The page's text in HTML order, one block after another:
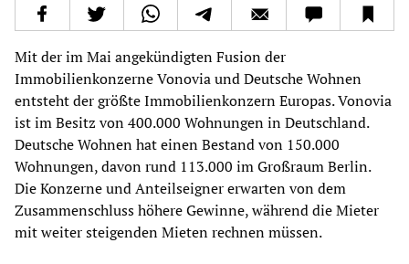
Mit der im Mai angekündigten Fusion der
Immobilienkonzerne Vonovia und Deutsche Wohnen
entsteht der größte Immobilienkonzern Europas. Vonovia
ist im Besitz von 400.000 Wohnungen in Deutschland.
Deutsche Wohnen hat einen Bestand von 150.000
Wohnungen, davon rund 113.000 im Großraum Berlin.
Die Konzerne und Anteilseigner erwarten von dem
Zusammenschluss höhere Gewinne, während die Mieter
mit weiter steigenden Mieten rechnen müssen.